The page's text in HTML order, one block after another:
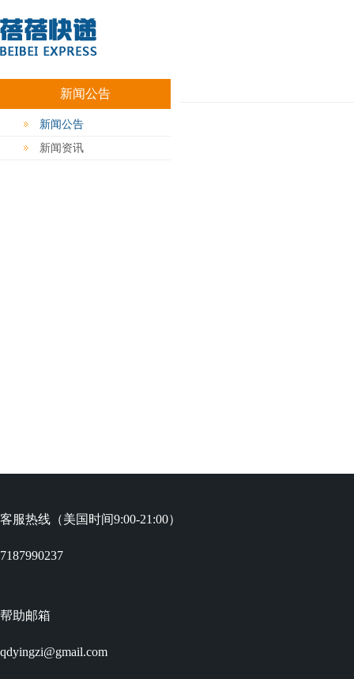
新闻公告
新闻公告
新闻资讯
客服热线（美国时间9:00-21:00）
7187990237
帮助邮箱
qdyingzi@gmail.com